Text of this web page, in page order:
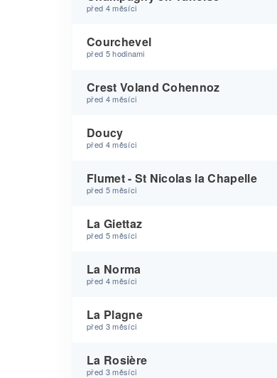
před 4 měsíci
Courchevel
před 5 hodinami
Crest Voland Cohennoz
před 4 měsíci
Doucy
před 4 měsíci
Flumet - St Nicolas la Chapelle
před 5 měsíci
La Giettaz
před 5 měsíci
La Norma
před 4 měsíci
La Plagne
před 3 měsíci
La Rosière
před 3 měsíci